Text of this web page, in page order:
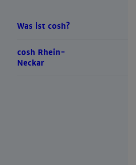
Was ist cosh?
cosh Rhein-
Neckar